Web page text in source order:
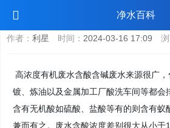
净水百科
强酸碱废水处理方法有哪些？
作者： 利星 时间： 2024-03-16 17:09 浏
高浓度有机废水含酸含碱废水来源很广
镀、炼油以及金属加工厂酸洗车间等都会
含有无机酸如硫酸、盐酸等有的则含有蚁
兼而有之。废水含酸浓度差别很大从小于